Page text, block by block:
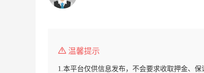
温馨提示
1.本平台仅供信息发布，不会要求收取押金、保